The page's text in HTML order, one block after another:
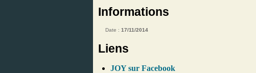
Informations
Date : 17/11/2014
Liens
JOY sur Facebook